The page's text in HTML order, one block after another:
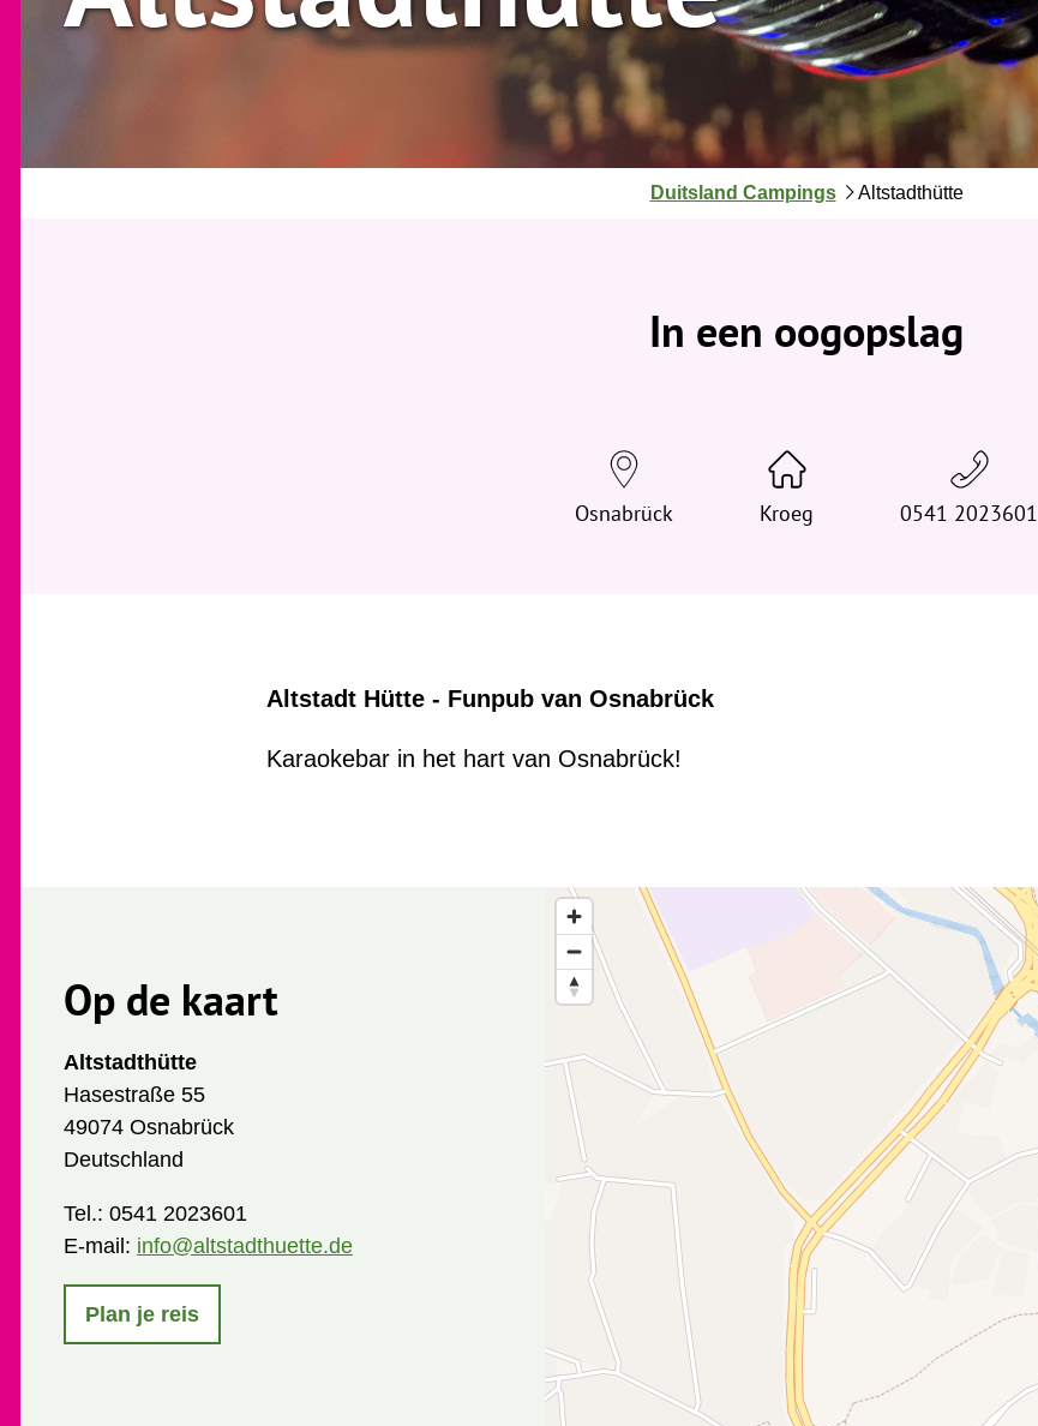
J
h
Duitsland Campings Altstadthütte
In een oogopslag
Osnabrück Kroeg 0541 2023601
Altstadt Hütte - Funpub van Osnabrück
Karaokebar in het hart van Osnabrück!
Op de kaart
Altstadthütte
Hasestraße 55
49074 Osnabrück
Deutschland
Tel.: 0541 2023601
E-mail: info@altstadthuette.de
Plan je reis